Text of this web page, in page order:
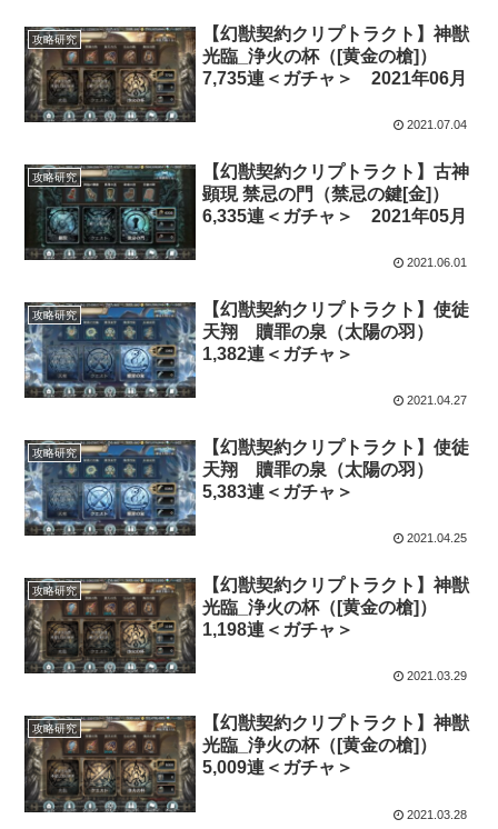
攻略研究
【幻獣契約クリプトラクト】神獣
光臨_浄火の杯（[黄金の槍]）
7,735連＜ガチャ＞ 2021年06月
2021.07.04
攻略研究
【幻獣契約クリプトラクト】古神
顕現 禁忌の門（禁忌の鍵[金]）
6,335連＜ガチャ＞ 2021年05月
2021.06.01
攻略研究
【幻獣契約クリプトラクト】使徒
天翔 贖罪の泉（太陽の羽）
1,382連＜ガチャ＞
2021.04.27
攻略研究
【幻獣契約クリプトラクト】使徒
天翔 贖罪の泉（太陽の羽）
5,383連＜ガチャ＞
2021.04.25
攻略研究
【幻獣契約クリプトラクト】神獣
光臨_浄火の杯（[黄金の槍]）
1,198連＜ガチャ＞
2021.03.29
攻略研究
【幻獣契約クリプトラクト】神獣
光臨_浄火の杯（[黄金の槍]）
5,009連＜ガチャ＞
2021.03.28